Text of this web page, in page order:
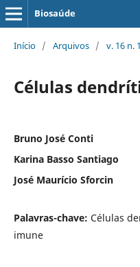
Biosaúde
Início / Arquivos / v. 16 n.
Células
Bruno José Conti
Karina Basso Santiago
José Maurício Sforcin
Palavras-chave: Células
imune